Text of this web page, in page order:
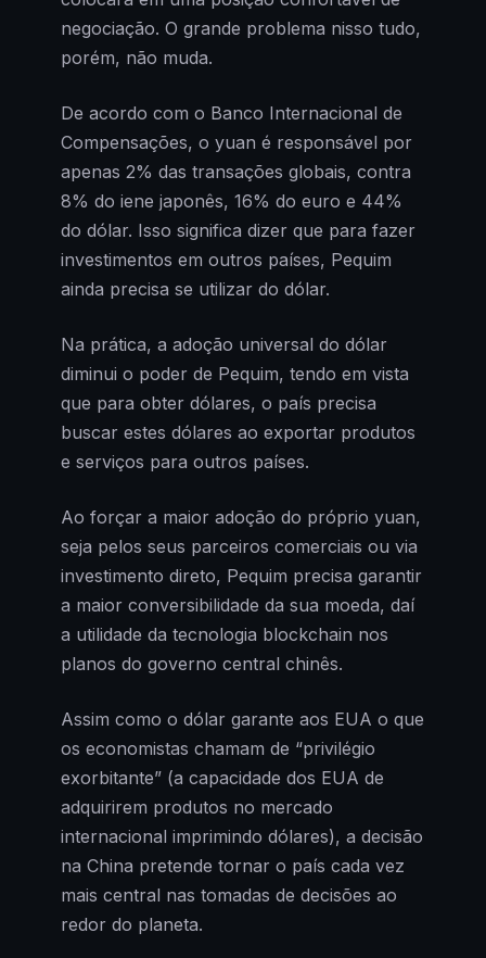
negociação. O grande problema nisso tudo,
porém, não muda.
De acordo com o Banco Internacional de
Compensações, o yuan é responsável por
apenas 2% das transações globais, contra
8% do iene japonês, 16% do euro e 44%
do dólar. Isso significa dizer que para fazer
investimentos em outros países, Pequim
ainda precisa se utilizar do dólar.
Na prática, a adoção universal do dólar
diminui o poder de Pequim, tendo em vista
que para obter dólares, o país precisa
buscar estes dólares ao exportar produtos
e serviços para outros países.
Ao forçar a maior adoção do próprio yuan,
seja pelos seus parceiros comerciais ou via
investimento direto, Pequim precisa garantir
a maior conversibilidade da sua moeda, daí
a utilidade da tecnologia blockchain nos
planos do governo central chinês.
Assim como o dólar garante aos EUA o que
os economistas chamam de “privilégio
exorbitante” (a capacidade dos EUA de
adquirirem produtos no mercado
internacional imprimindo dólares), a decisão
na China pretende tornar o país cada vez
mais central nas tomadas de decisões ao
redor do planeta.